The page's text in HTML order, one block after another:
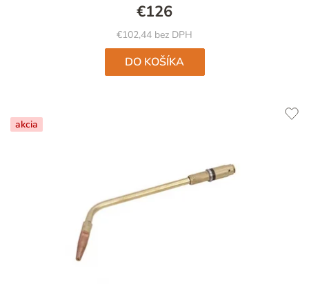
€102,44 bez DPH
€126
DO KOŠÍKA
akcia